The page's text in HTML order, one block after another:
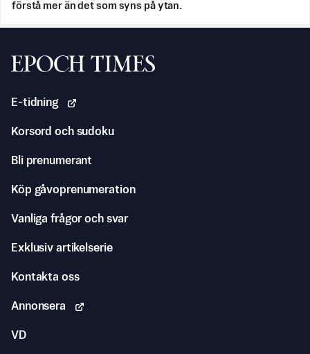
förstå mer än det som syns på ytan.
Svenska Epoch Times
E-tidning
Korsord och sudoku
Bli prenumerant
Köp gåvoprenumeration
Vanliga frågor och svar
Exklusiv artikelserie
Kontakta oss
Annonsera
VD